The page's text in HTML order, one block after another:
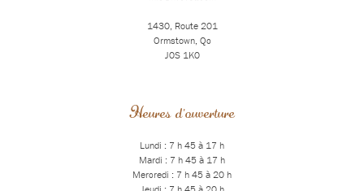
1430, Route 201
Ormstown, Qc
J0S 1K0
Heures d'ouverture
Lundi : 7 h 45 à 17 h
Mardi : 7 h 45 à 17 h
Mercredi : 7 h 45 à 20 h